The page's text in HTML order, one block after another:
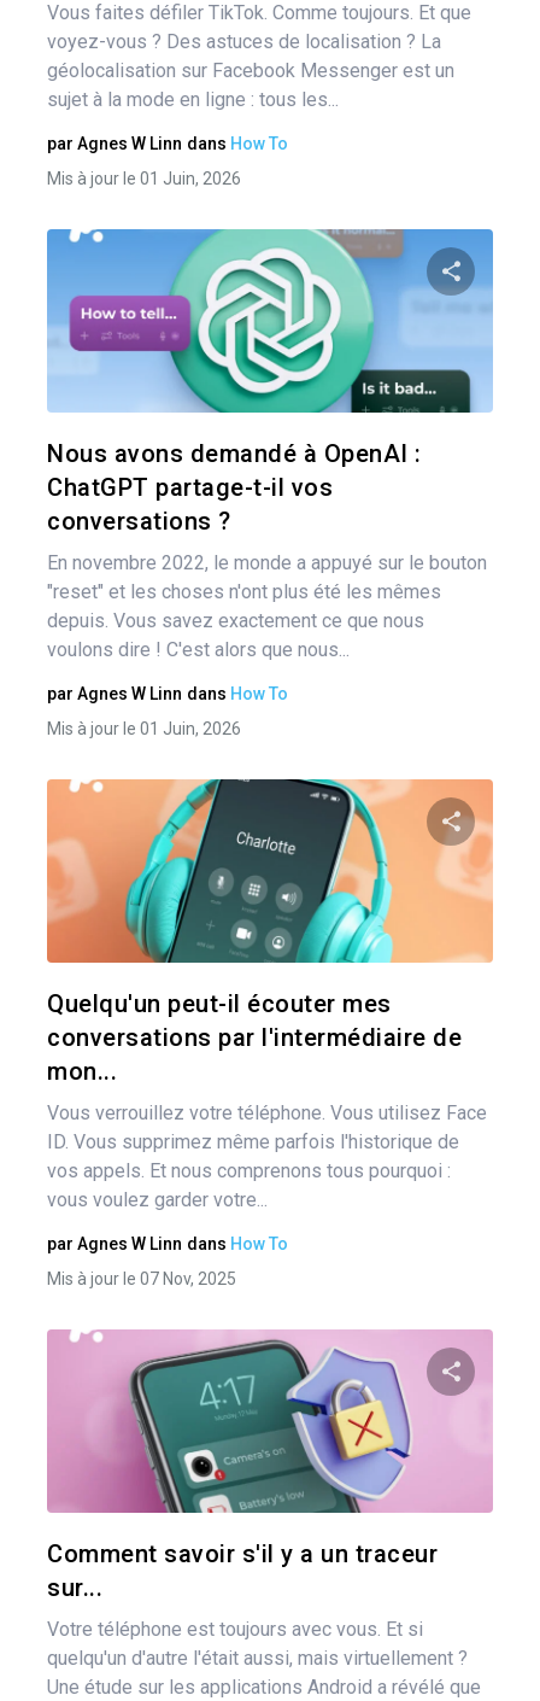
Vous faites défiler TikTok. Comme toujours. Et que
voyez-vous ? Des astuces de localisation ? La
géolocalisation sur Facebook Messenger est un
sujet à la mode en ligne : tous les...
par Agnes W Linn dans How To
Mis à jour le 01 Juin, 2026
Nous avons demandé à OpenAI :
ChatGPT partage-t-il vos
conversations ?
En novembre 2022, le monde a appuyé sur le bouton
"reset" et les choses n'ont plus été les mêmes
depuis. Vous savez exactement ce que nous
voulons dire ! C'est alors que nous...
par Agnes W Linn dans How To
Mis à jour le 01 Juin, 2026
Quelqu'un peut-il écouter mes
conversations par l'intermédiaire de
mon...
Vous verrouillez votre téléphone. Vous utilisez Face
ID. Vous supprimez même parfois l'historique de
vos appels. Et nous comprenons tous pourquoi :
vous voulez garder votre...
par Agnes W Linn dans How To
Mis à jour le 07 Nov, 2025
Comment savoir s'il y a un traceur
sur...
Votre téléphone est toujours avec vous. Et si
quelqu'un d'autre l'était aussi, mais virtuellement ?
Une étude sur les applications Android a révélé que